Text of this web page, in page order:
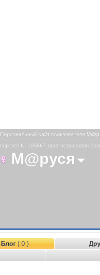
Персональный сайт пользователя
портрет № 185667 зарегистрирован
М@руся
Блог( 0 )